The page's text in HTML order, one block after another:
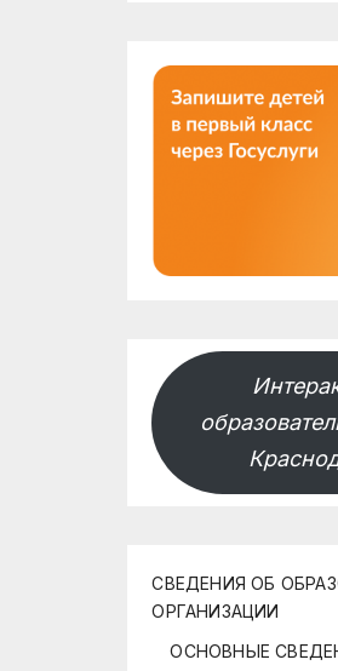
СВЕДЕНИЯ ОБ
ОРГАНИЗАЦИИ
ОСНОВНЫЕ